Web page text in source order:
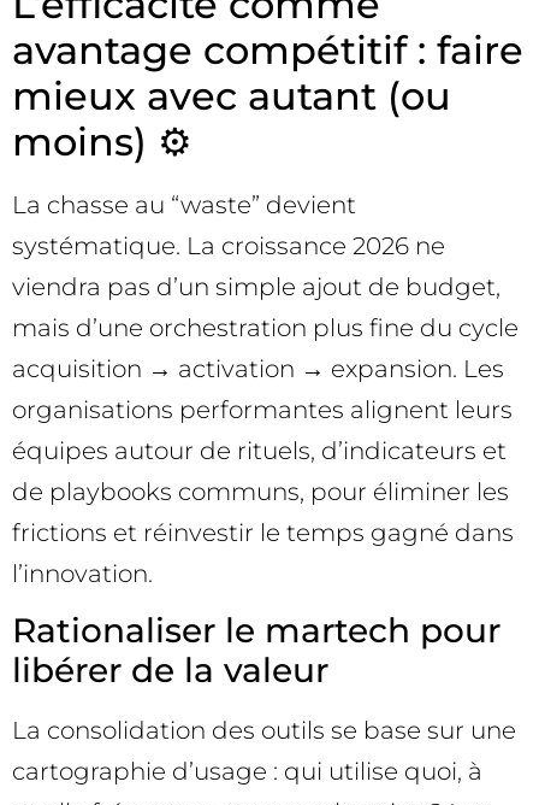
avantage compétitif : faire
mieux avec autant (ou
moins) ⚙️
La chasse au “waste” devient
systématique. La croissance 2026 ne
viendra pas d’un simple ajout de budget,
mais d’une orchestration plus fine du cycle
acquisition → activation → expansion. Les
organisations performantes alignent leurs
équipes autour de rituels, d’indicateurs et
de playbooks communs, pour éliminer les
frictions et réinvestir le temps gagné dans
l’innovation.
Rationaliser le martech pour
libérer de la valeur
La consolidation des outils se base sur une
cartographie d’usage : qui utilise quoi, à